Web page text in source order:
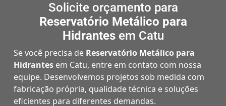
Solicite orçamento para
Reservatório Metálico para
Hidrantesem Catu
Se você precisa de Reservatório Metálico para
Hidrantes em Catu, entre em contato com nossa
equipe. Desenvolvemos projetos sob medida com
fabricação própria, qualidade técnica e soluções
eficientes para diferentes demandas.